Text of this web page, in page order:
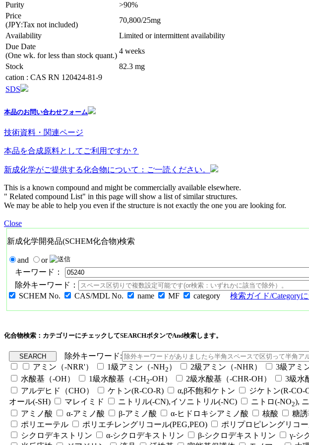
Purity
>90%
Price
(JPY:Tax not included)
70,800/25mg
Availability
Limited or intermittent availability
Due Date
(One wk. for less than stock quant.)
4 weeks
Stock
82.3 mg
cation : CAS RN 120424-81-9
SDS
本品のお問い合わせフォーム
技術資料・関連ページ
本品を合成原料としてご利用ですか？
新成化学がご提供する化合物について：ご一読ください。
This is a known compound and might be commercially available elsewhere.
" Related compound List" in this page will show a list of similar structures.
We may be able to help you even if the structure is not exactly the one you are looking for.
Close
新成化学開発品(SCHEM化合物)検索
and
or
キーワード：
除外キーワード：
SCHEM No.
CAS/MDL No. name MF category 検索ガイド/Category
化合物検索：カテゴリーにチェックしてSEARCHボタンでAnd検索します。
除外キーワード:
アミン（-NRR'）
1級アミン（-NH2 ） 2級アミン（-NHR） 3級アミ
水酸基（-OH）
1級水酸基（-CH2-OH） 2級水酸基（-CHR-OH） 3級水
アルデヒド（CHO）
ケトン(R-CO-R) α,β不飽和ケトン ジケトン(R-CO-
オール(-SH)
マレイミド ニトリル(-CN),イソニトリル(-NC) ニトロ(-NO2),
アミノ酸
α-アミノ酸 β-アミノ酸 α-ヒドロキシアミノ酸 核酸
糖
ポリエーテル
ポリエチレングリコール(PEG,PEO)
ポリプロピレングリコー
シクロデキストリン
α-シクロデキストリン β-シクロデキストリン γ-シ